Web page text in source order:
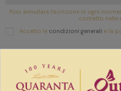
Puoi annullare l'iscrizione in ogni
contatto nelle
Accetto le condizioni generali e la
Link utili